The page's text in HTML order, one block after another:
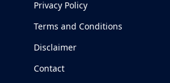
Privacy Policy
Terms and Conditions
Disclaimer
Contact